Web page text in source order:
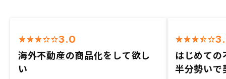
3.0
海外不動産の商品化をして欲し
い
はじめての
半分勢いで